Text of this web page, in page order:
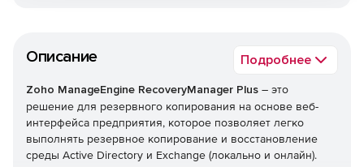
Описание Подробнее
Zoho ManageEngine RecoveryManager Plus – это
решение для резервного копирования на основе веб-
интерфейса предприятия, которое позволяет легко
выполнять резервное копирование и восстановление
среды Active Directory и Exchange (локально и онлайн).